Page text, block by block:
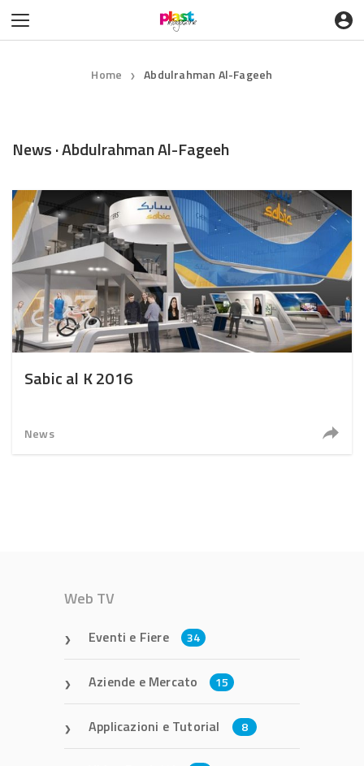
Home ❯ Abdulrahman Al-Fageeh
News · Abdulrahman Al-Fageeh
Sabic al K 2016
News
Web TV
Eventi e Fiere 34
Aziende e Mercato 15
Applicazioni e Tutorial 8